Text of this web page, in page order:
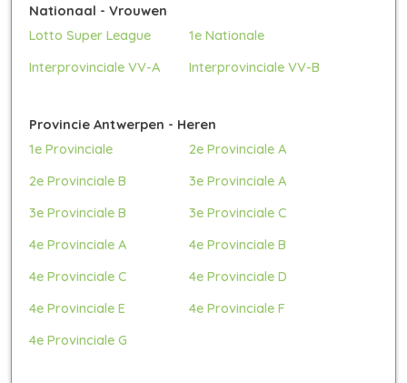
Nationaal - Vrouwen
Lotto Super League
1e Nationale
Interprovinciale VV-A
Interprovinciale VV-B
Provincie Antwerpen - Heren
1e Provinciale
2e Provinciale A
2e Provinciale B
3e Provinciale A
3e Provinciale B
3e Provinciale C
4e Provinciale A
4e Provinciale B
4e Provinciale C
4e Provinciale D
4e Provinciale E
4e Provinciale F
4e Provinciale G